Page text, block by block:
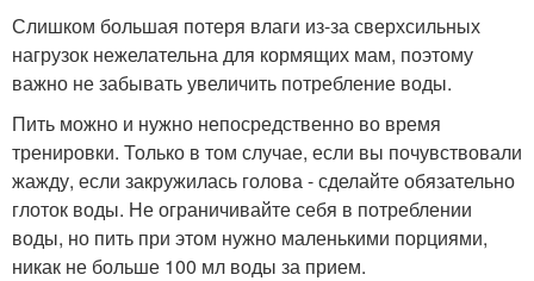
Слишком большая потеря влаги из-за сверхсильных
нагрузок нежелательна для кормящих мам, поэтому
важно не забывать увеличить потребление воды.
Пить можно и нужно непосредственно во время
тренировки. Только в том случае, если вы почувствовали
жажду, если закружилась голова - сделайте обязательно
глоток воды. Не ограничивайте себя в потреблении
воды, но пить при этом нужно маленькими порциями,
никак не больше 100 мл воды за прием.